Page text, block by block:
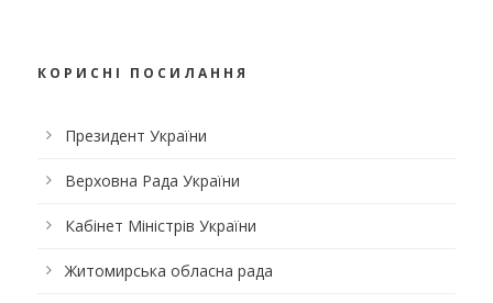
КОРИСНІ ПОСИЛАННЯ
Президент України
Верховна Рада України
Кабінет Міністрів України
Житомирська обласна рада